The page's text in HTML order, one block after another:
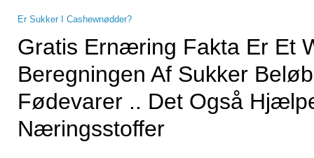
Er Sukker I Cashewnødder?
Gratis Ernæring Fakta Er Et
Beregningen Af ​​sukker
Fødevarer .. Det Også
Næringsstoffer